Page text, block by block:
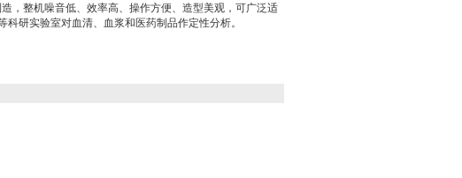
，整机噪音低、效率高、操作方便、造型美观，可广泛适
科研实验室对血清、血浆和医药制品作定性分析。